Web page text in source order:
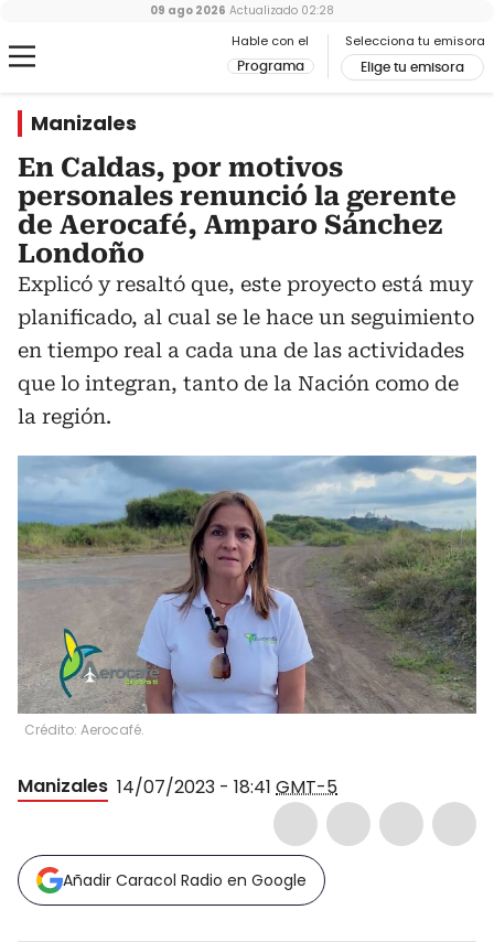
Hable con el
Programa
Selecciona tu emisora
Elige tu emisora
09 ago 2026 Actualizado 02:28
Manizales
En Caldas, por motivos
personales renunció la gerente
de Aerocafé, Amparo Sánchez
Londoño
Explicó y resaltó que, este proyecto está muy
planificado, al cual se le hace un seguimiento
en tiempo real a cada una de las actividades
que lo integran, tanto de la Nación como de
la región.
Crédito: Aerocafé.
Manizales 14/07/2023 - 18:41 GMT-5
Añadir Caracol Radio en Google